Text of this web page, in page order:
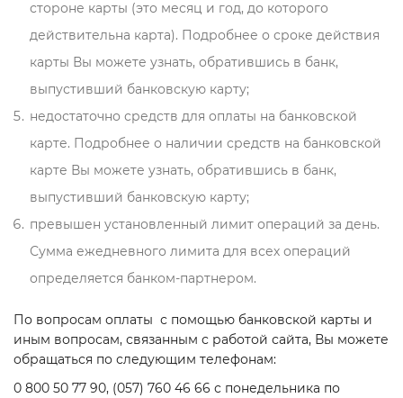
стороне карты (это месяц и год, до которого
действительна карта). Подробнее о сроке действия
карты Вы можете узнать, обратившись в банк,
выпустивший банковскую карту;
недостаточно средств для оплаты на банковской
карте. Подробнее о наличии средств на банковской
карте Вы можете узнать, обратившись в банк,
выпустивший банковскую карту;
превышен установленный лимит операций за день.
Сумма ежедневного лимита для всех операций
определяется банком-партнером.
По вопросам оплаты с помощью банковской карты и
иным вопросам, связанным с работой сайта, Вы можете
обращаться по следующим телефонам:
0 800 50 77 90, (057) 760 46 66 с понедельника по